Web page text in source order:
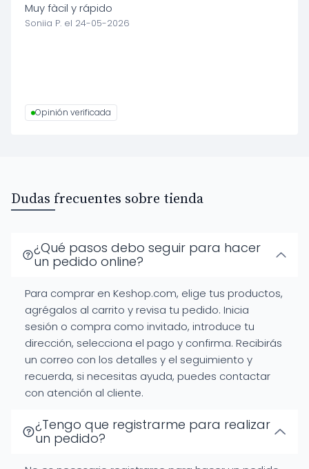
Muy fàcil y rápido
Soniia P. el 24-05-2026
Opinión verificada
Dudas frecuentes sobre tienda
¿Qué pasos debo seguir para hacer
un pedido online?
Para comprar en Keshop.com, elige tus productos,
agrégalos al carrito y revisa tu pedido. Inicia
sesión o compra como invitado, introduce tu
dirección, selecciona el pago y confirma. Recibirás
un correo con los detalles y el seguimiento y
recuerda, si necesitas ayuda, puedes contactar
con atención al cliente.
¿Tengo que registrarme para realizar
un pedido?